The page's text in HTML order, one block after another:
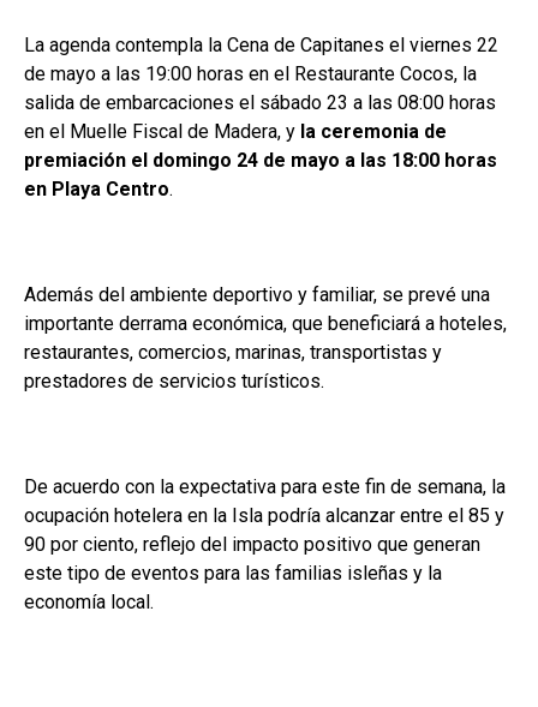
La agenda contempla la Cena de Capitanes el viernes 22
de mayo a las 19:00 horas en el Restaurante Cocos, la
salida de embarcaciones el sábado 23 a las 08:00 horas
en el Muelle Fiscal de Madera, y la ceremonia de
premiación el domingo 24 de mayo a las 18:00 horas
en Playa Centro.
Además del ambiente deportivo y familiar, se prevé una
importante derrama económica, que beneficiará a hoteles,
restaurantes, comercios, marinas, transportistas y
prestadores de servicios turísticos.
De acuerdo con la expectativa para este fin de semana, la
ocupación hotelera en la Isla podría alcanzar entre el 85 y
90 por ciento, reflejo del impacto positivo que generan
este tipo de eventos para las familias isleñas y la
economía local.